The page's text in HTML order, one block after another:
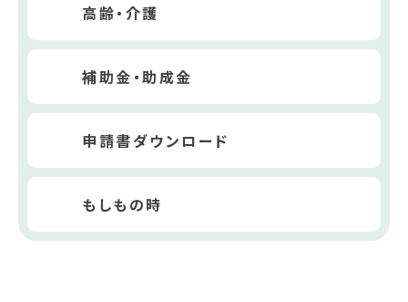
高齢・介護
補助金・助成金
申請書ダウンロード
もしもの時